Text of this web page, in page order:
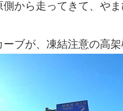
側から走ってきて、や
ブが、凍結注意の高架